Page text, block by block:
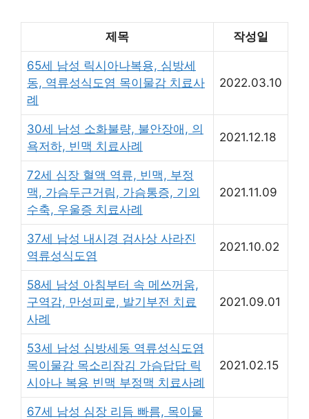
제목 작성일
65세 남성 릭시아나복용, 심방세
동, 역류성식도염 목이물감 치료사
례
2022.03.10
30세 남성 소화불량, 불안장애, 의
욕저하, 빈맥 치료사례
2021.12.18
72세 심장 혈액 역류, 빈맥, 부정
맥, 가슴두근거림, 가슴통증, 기외
수축, 우울증 치료사례
2021.11.09
37세 남성 내시경 검사상 사라진
역류성식도염
2021.10.02
58세 남성 아침부터 속 메쓰꺼움,
구역감, 만성피로, 발기부전 치료
사례
2021.09.01
53세 남성 심방세동 역류성식도염
목이물감 목소리잠김 가슴답답 릭
시아나 복용 빈맥 부정맥 치료사례
2021.02.15
67세 남성 심장 리듬 빠름, 목이물